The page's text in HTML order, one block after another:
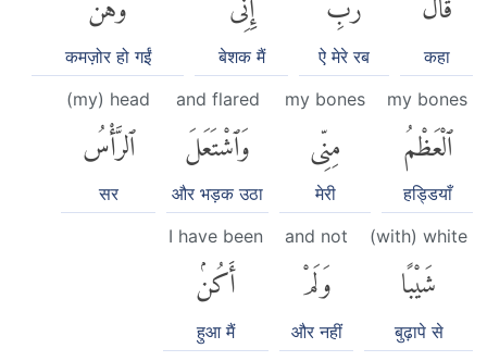
कहा
ऐ मेरे रब
बेशक मैं
कमज़ोर हो गईं
my bones
ٱلْعَظْمُ
हड्डियाँ
my bones
مِنِّى
मेरी
and flared
وَٱشْتَعَلَ
और भड़क उठा
(my) head
ٱلرَّأْسُ
सर
(with) white
شَيْبًا
बुढ़ापे से
and not
وَلَمْ
और नहीं
I have been
أَكُنۢ
हुआ मैं